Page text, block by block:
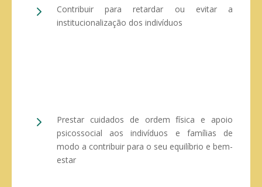
5
Contribuir para retardar ou evitar a
institucionalização dos indivíduos
5
Prestar cuidados de ordem física e apoio
psicossocial aos indivíduos e famílias de
modo a contribuir para o seu equilíbrio e bem-
estar